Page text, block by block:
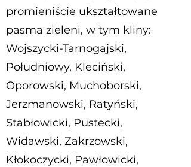
promieniście ukształtowane
pasma zieleni, w tym kliny:
Wojszycki-Tarnogajski,
Południowy, Kleciński,
Oporowski, Muchoborski,
Jerzmanowski, Ratyński,
Stabłowicki, Pustecki,
Widawski, Zakrzowski,
Kłokoczycki, Pawłowicki,